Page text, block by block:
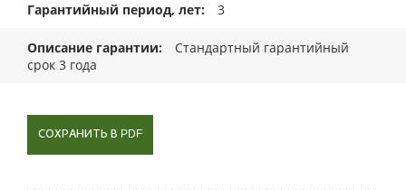
Гарантийный период, лет 3
Описание гарантии
Стандартный гарантийный
срок 3 года
СОХРАНИТЬ В PDF